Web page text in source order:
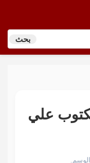
بحث
علي